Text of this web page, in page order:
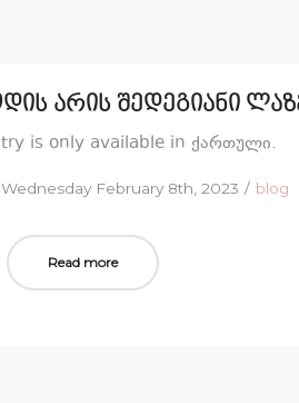
არის შედეგიანი
is only available in ქართული.
Posted
Wednesday February 8th, 2023 blog
Read more